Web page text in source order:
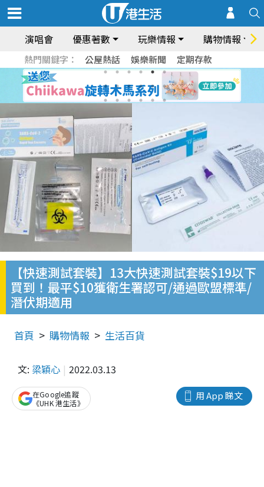
演唱會 優惠著數 玩樂情報 購物情報
熱門關鍵字： 公屋熱話 娛樂新聞 定期存款
【快速測試套裝】13大快速測試套裝$19以下
買到！最平$10獲衛生署認可/通過歐盟標準/
潛伏期適用
首頁 購物情報 生活百貨
文: 梁穎心 2022.03.13
用 App 睇文
在Google追蹤
《UHK 港生活》